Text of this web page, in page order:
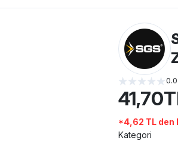
*4,62 TL den
Kategori